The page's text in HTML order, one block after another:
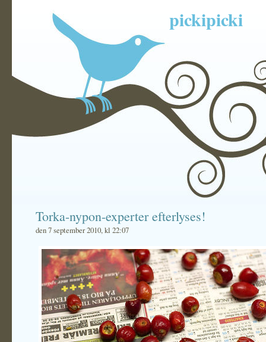
pickipicki
Torka-nypon-experter efterlyses!
den 7 september 2010, kl 22:07